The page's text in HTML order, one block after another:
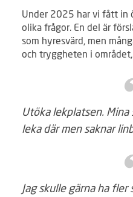
Under 2025 har vi fått in
olika frågor. En del är
som hyresvärd, men
och tryggheten i
Utöka lekplatsen.
leka där men saknar
Jag skulle gärna ha